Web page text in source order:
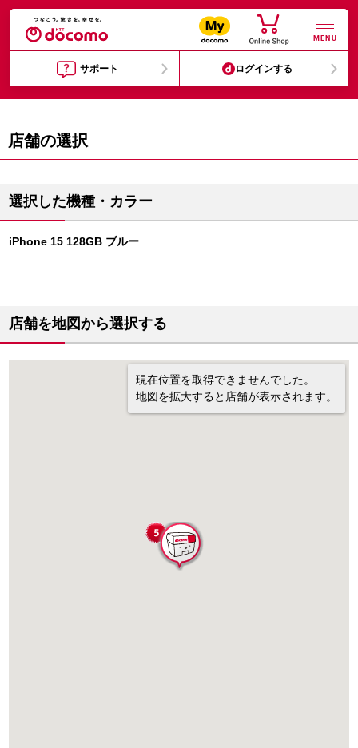
MENU
サポート ログインする
店舗の選択
選択した機種・カラー
iPhone 15 128GB ブルー
店舗を地図から選択する
現在位置を取得できませんでした。
地図を拡大すると店舗が表示されます。